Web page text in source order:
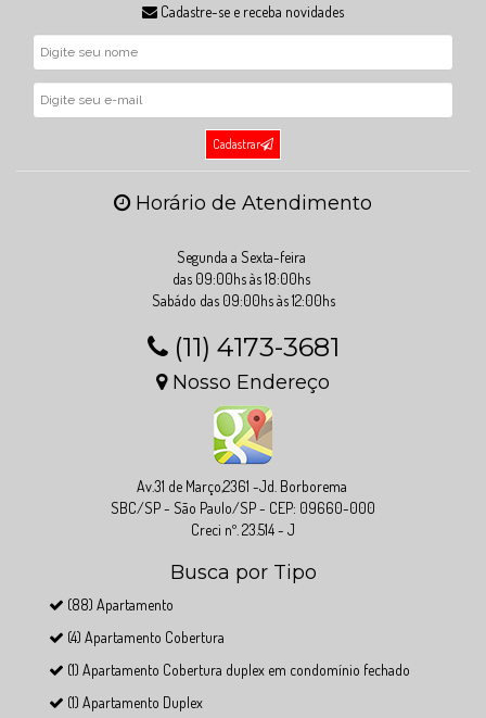
Cadastre-se e receba novidades
Cadastrar
Horário de Atendimento
Segunda a Sexta-feira
das 09:00hs às 18:00hs
Sabádo das 09:00hs às 12:00hs
(11) 4173-3681
Nosso Endereço
Av.31 de Março,2361 -Jd. Borborema
SBC/SP - São Paulo/SP - CEP: 09660-000
Creci nº. 23.514 - J
Busca por Tipo
(88) Apartamento
(4) Apartamento Cobertura
(1) Apartamento Cobertura duplex em condomínio fechado
(1) Apartamento Duplex